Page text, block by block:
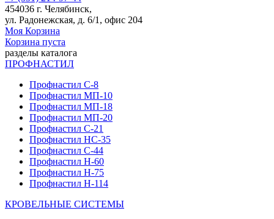
454036 г. Челябинск,
ул. Радонежская, д. 6/1, офис 204
Моя Корзина
Корзина пуста
разделы каталога
ПРОФНАСТИЛ
Профнастил С-8
Профнастил МП-10
Профнастил МП-18
Профнастил МП-20
Профнастил С-21
Профнастил НС-35
Профнастил С-44
Профнастил Н-60
Профнастил Н-75
Профнастил Н-114
КРОВЕЛЬНЫЕ СИСТЕМЫ